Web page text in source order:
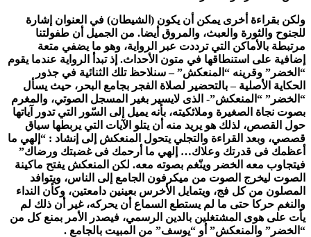
ولكن بقراءة أخرى يمكن أن يكون (الشيطان) في العنوان إشارة
للجنوح والثورة والعبث، والمروق أيضا. من الجميل أن طفولتنا
مرتبطة بالأماكن التي ترددت عبر الرواية، وهو ما يضفي متعة
إضافية على استنطاقها في متون الأحداث. إذ تبدأ الرواية عندما يقوم
“الخضر” وقرينه “المنعكش” – سنلاحظ تلك الثنائية في جذور
الحكاية الأصلية – بالتحضير لصلاة الفجر بجامع البحر، حيث يسأل
“الخضر” “المنعكش”- الذى لايسير بغير المسجل الصوتي، والمغرم
بصوت نجاة الصغيرة وملائكيته، بأنه يميل إلى السّور التي تدور آياتها
حول القصص، لذلك هو يريد منه أن يتلو الآيات التي يربطها سياق
قصصي، وبعد القراءة والتجلي يتحول المنعكش إلى إنشاد : “إلهي ما
أعظمك فى قدرتك وعلاك… إلهي ما أرحمك فى غضبتك ورضاك”
فيتجاوب معه الخضر وينّغم بصوته معه. لكن المنعكش يفتح ماكينة
الصوت ليخرج الصوت من ميكرفون الجامع إلى الناس، ويتوافد
المصلون من كل فج، ويتمايل الأخرس بعينين دامعتين، وكأن النداء
والنغم حركا حتى ما لم يستطع السماع أن يحركه، غير أن ذلك لم
يأت على هوى المشتغلين بالدين الرسمي، فيصدر الأمر بمنع كل من
“الخضر” والمنعكش” أو “يوسف” من المبيت بالجامع .